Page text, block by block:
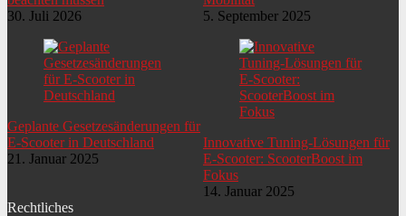
30. Juli 2026
5. September 2025
Geplante Gesetzesänderungen für
E-Scooter in Deutschland
21. Januar 2025
Innovative Tuning-Lösungen für
E-Scooter: ScooterBoost im
Fokus
14. Januar 2025
Rechtliches